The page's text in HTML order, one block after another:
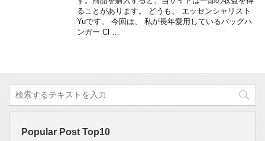
ることがあります。 どうも、 エッセンシャリスト
Yuです。 今回は、 私が長年愛用しているバッグハ
ンガー Cl …
Popular Post Top10